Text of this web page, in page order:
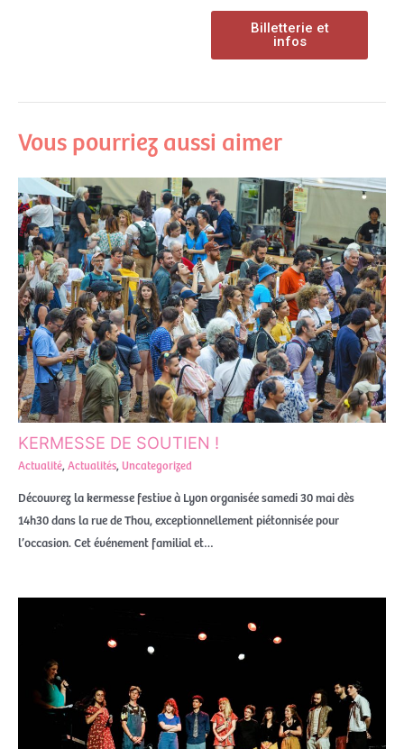
Billetterie et
infos
Vous pourriez aussi aimer
KERMESSE DE SOUTIEN !
Actualité, Actualités, Uncategorized
Découvrez la kermesse festive à Lyon organisée samedi 30 mai dès
14h30 dans la rue de Thou, exceptionnellement piétonnisée pour
l’occasion. Cet événement familial et…